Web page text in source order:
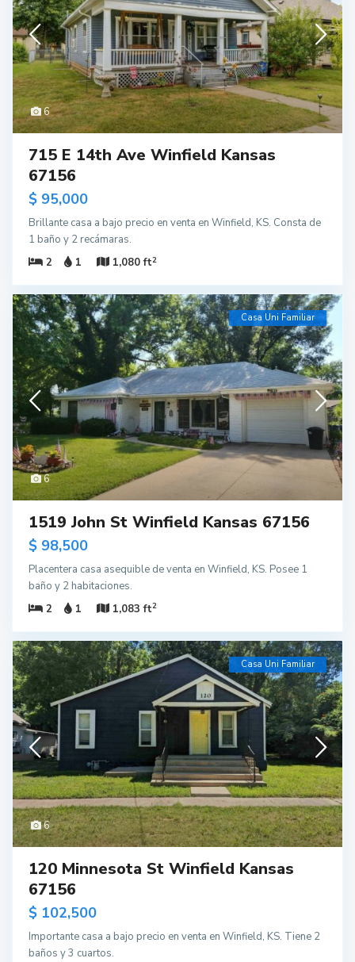
6
715 E 14th Ave Winfield Kansas
67156
$ 95,000
Brillante casa a bajo precio en venta en Winfield, KS. Consta de
1 baño y 2 recámaras.
2
1 1,080 ft2
6
Casa Uni Familiar
1519 John St Winfield Kansas 67156
$ 98,500
Placentera casa asequible de venta en Winfield, KS. Posee 1
baño y 2 habitaciones.
2
1 1,083 ft2
6
Casa Uni Familiar
120 Minnesota St Winfield Kansas
67156
$ 102,500
Importante casa a bajo precio en venta en Winfield, KS. Tiene 2
baños y 3 cuartos.